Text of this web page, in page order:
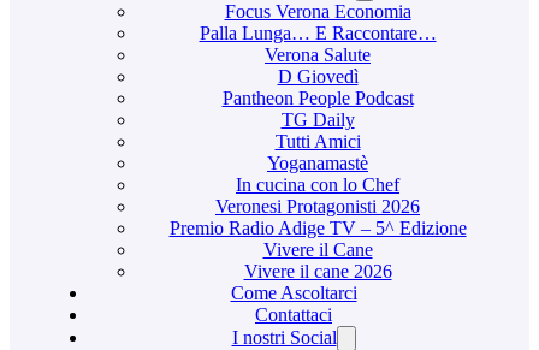
Focus Verona Economia
Palla Lunga… E Raccontare…
Verona Salute
D Giovedì
Pantheon People Podcast
TG Daily
Tutti Amici
Yoganamastè
In cucina con lo Chef
Veronesi Protagonisti 2026
Premio Radio Adige TV – 5^ Edizione
Vivere il Cane
Vivere il cane 2026
Come Ascoltarci
Contattaci
I nostri Social